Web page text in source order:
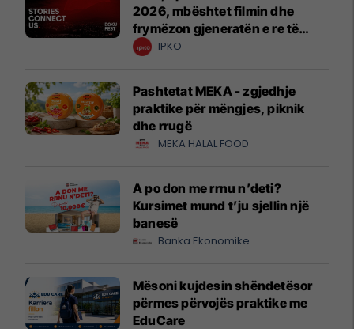
2026, mbështet filmin dhe
frymëzon gjeneratën e re të
krijuesve
IPKO
Pashtetat MEKA - zgjedhje
praktike për mëngjes, piknik
dhe rrugë
MEKA HALAL FOOD
A po don me rrnu n’deti?
Kursimet mund t’ju sjellin një
banesë
Banka Ekonomike
Mësoni kujdesin shëndetësor
përmes përvojës praktike me
EduCare